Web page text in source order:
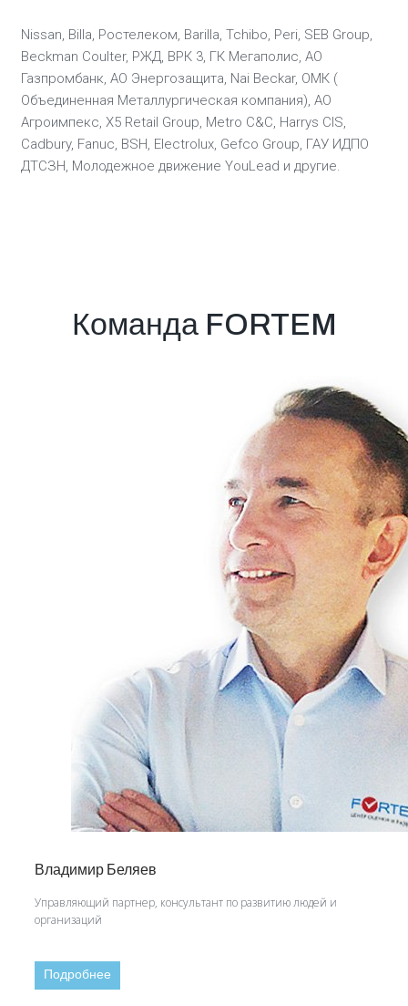
Nissan, Billa, Ростелеком, Barilla, Tchibo, Peri, SEB Group,
Beckman Coulter, РЖД, ВРК 3, ГК Мегаполис, АО
Газпромбанк, АО Энергозащита, Nai Beckar, ОМК (
Объединенная Металлургическая компания), АО
Агроимпекс, Х5 Retail Group, Metro C&C, Harrys CIS,
Cadbury, Fanuc, BSH, Electrolux, Gefco Group, ГАУ ИДПО
ДТСЗН, Молодежное движение YouLead и другие.
Команда FORTEM
Владимир Беляев
Управляющий партнер, консультант по развитию людей и
организаций
Подробнее